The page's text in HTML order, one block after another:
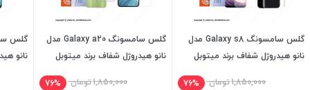
گلس سامسونگ Galaxy s8 مدل
نانو هیدروژل شفاف برند میتوبل
1,850,000تومان 76%
گلس سامسونگ Galaxy a20 مدل
نانو هیدروژل شفاف برند میتوبل
1,850,000تومان 76%
نانو